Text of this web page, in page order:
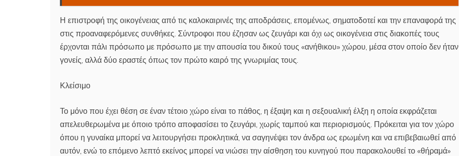
Η επιστροφή της οικογένειας από τις καλοκαιρινές της αποδράσεις, επομένως, σηματοδοτεί και την επαναφορά της
στις προαναφερόμενες συνθήκες. Σύντροφοι που έζησαν ως ζευγάρι και όχι ως οικογένεια στις διακοπές τους
έρχονται πάλι πρόσωπο με πρόσωπο με την απουσία του δικού τους «ανήθικου» χώρου, μέσα στον οποίο δεν ήταν
γονείς, αλλά δύο εραστές όπως τον πρώτο καιρό της γνωριμίας τους.
Κλείσιμο
Το μόνο που έχει θέση σε έναν τέτοιο χώρο είναι το πάθος, η έξαψη και η σεξουαλική έλξη η οποία εκφράζεται
απελευθερωμένα με όποιο τρόπο αποφασίσει το ζευγάρι, χωρίς ταμπού και περιορισμούς. Πρόκειται για τον χώρο
όπου η γυναίκα μπορεί να λειτουργήσει προκλητικά, να σαγηνέψει τον άνδρα ως ερωμένη και να επιβεβαιωθεί από
αυτόν, ενώ το επόμενο λεπτό εκείνος μπορεί να νιώσει την αίσθηση του κυνηγού που παρακολουθεί το «θήραμά»